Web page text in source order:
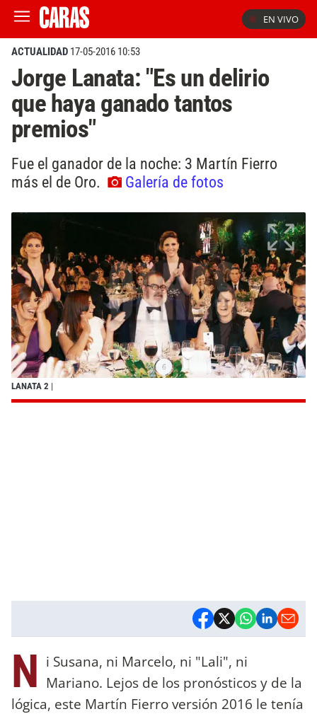
EN VIVO
ACTUALIDAD 17-05-2016 10:53
Jorge Lanata: "Es un delirio
que haya ganado tantos
premios"
Fue el ganador de la noche: 3 Martín Fierro
más el de Oro.
Galería de fotos
LANATA 2 |
N i Susana, ni Marcelo, ni "Lali", ni
Mariano. Lejos de los pronósticos y de la
lógica, este Martín Fierro versión 2016 le tenía